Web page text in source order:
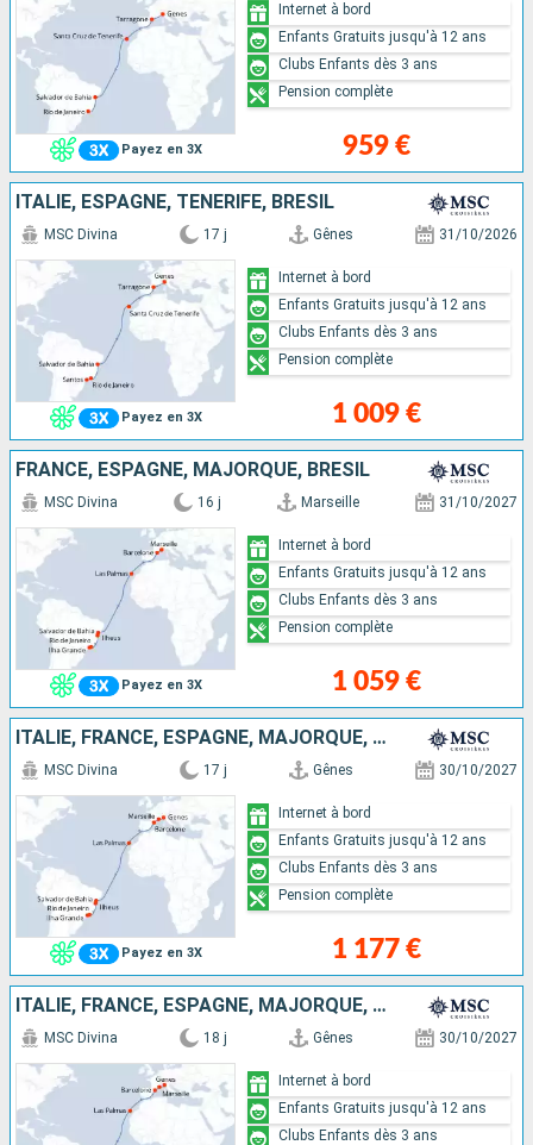
Payez en 3X 959 €
Internet à bord
Enfants Gratuits jusqu'à 12 ans
Clubs Enfants dès 3 ans
Pension complète
ITALIE, ESPAGNE, TENERIFE, BRÉSIL
Payez en 3X
MSC Divina 17 j Gênes 31/10/2026
1 009 €
Internet à bord
Enfants Gratuits jusqu'à 12 ans
Clubs Enfants dès 3 ans
Pension complète
FRANCE, ESPAGNE, MAJORQUE, BRÉSIL
Payez en 3X
MSC Divina 16 j Marseille 31/10/2027
1 059 €
Internet à bord
Enfants Gratuits jusqu'à 12 ans
Clubs Enfants dès 3 ans
Pension complète
ITALIE, FRANCE, ESPAGNE, MAJORQUE, BRÉSIL
Payez en 3X
MSC Divina 17 j Gênes 30/10/2027
1 177 €
Internet à bord
Enfants Gratuits jusqu'à 12 ans
Clubs Enfants dès 3 ans
Pension complète
ITALIE, FRANCE, ESPAGNE, MAJORQUE, BRÉSIL
MSC Divina 18 j Gênes 30/10/2027
Internet à bord
Enfants Gratuits jusqu'à 12 ans
Clubs Enfants dès 3 ans